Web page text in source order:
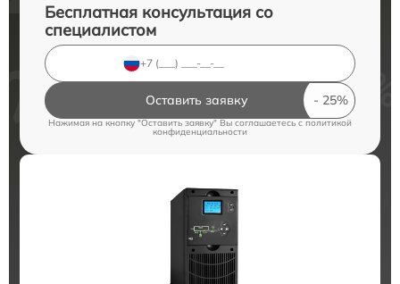
Бесплатная консультация со
специалистом
Оставить заявку
Нажимая на кнопку "Оставить заявку" Вы соглашаетесь cполитикой
конфиденциальности